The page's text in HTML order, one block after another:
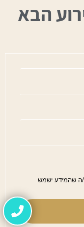
הבא
ה שהמידע ישמש